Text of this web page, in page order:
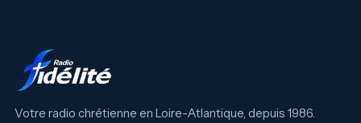
Votre radio chrétienne en Loire-Atlantique, depuis 1986.